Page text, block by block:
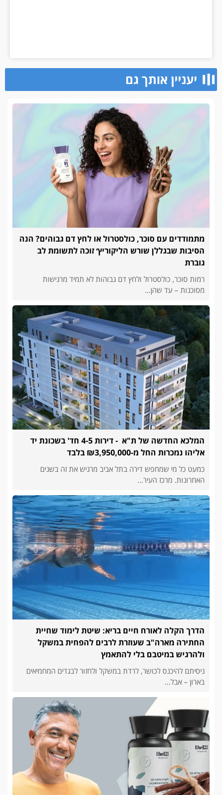
יעניין אותך גם
מתמודדים עם סוכר, כולסטרול או לחץ דם גבוהים? הנה
הסיבות שבגללן שורש הליקוריץ׳ זוכה לתשומת לב
גוברת
רמות סוכר, כולסטרול ולחץ דם גבוהות לא תמיד מרגישות
מסוכנות – עד שהן...
המלכא החדשה של ת"א - דירות 4-5 חד' בשכונת יד
אליהו נמכרות החל מ-₪3,950,000 בלבד
כמעט כל מי שמחפש דירה בתל אביב מרגיש את זה בשנים
האחרונות. מרכז העיר...
הדרך הקלה לאורח חיים בריא: שיטת לימוד שחיית
החתירה מארה"ב שעוזרת לרבים להפחית במשקל
ולהרגיש במיטבם בלי להתאמץ
ניסיתם להיכנס לכושר, לרדת במשקל ולחזור לבגדים המחמיאים
בארון – אבל...